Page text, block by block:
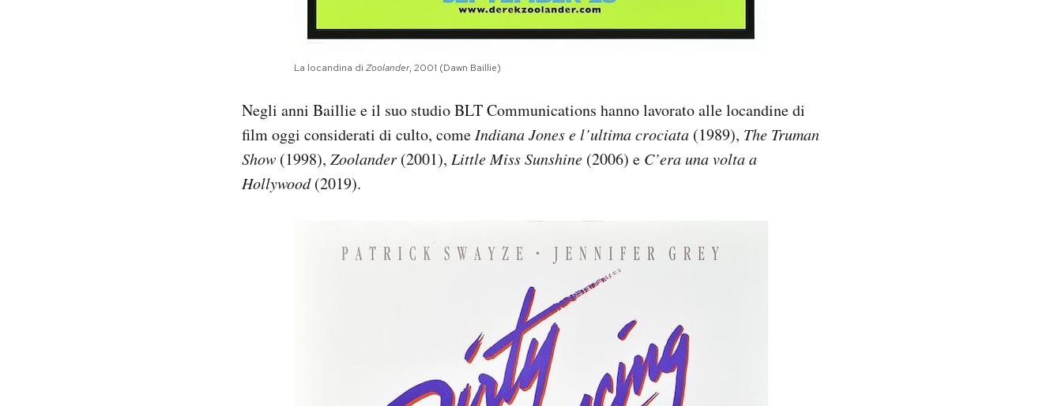
La locandina di Zoolander, 2001 (Dawn Baillie)
Negli anni Baillie e il suo studio BLT Communications hanno lavorato alle locandine di
film oggi considerati di culto, come Indiana Jones e l’ultima crociata (1989), The Truman
Show (1998), Zoolander (2001), Little Miss Sunshine (2006) e C’era una volta a
Hollywood(2019).